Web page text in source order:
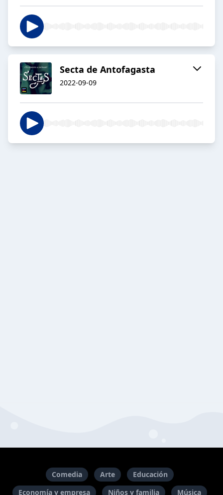
Secta de Antofagasta
2022-09-09
Comedia Arte
Educación
Economía y empresa
Niños y familia Música